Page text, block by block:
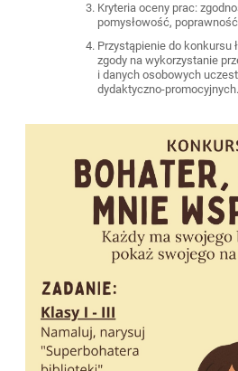
Kryteria oceny prac:
pomysłowość,
Przystąpienie do konkursu
zgody na wykorzystanie
i danych osobowych
dydaktyczno-promocyjnych.